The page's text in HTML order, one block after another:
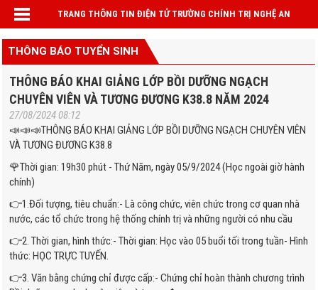
TRANG THÔNG TIN ĐIỆN TỬ TRƯỜNG CHÍNH TRỊ NGHỆ AN
THÔNG BÁO TUYỂN SINH
THÔNG BÁO KHAI GIẢNG LỚP BỒI DƯỠNG NGẠCH
CHUYÊN VIÊN VÀ TƯƠNG ĐƯƠNG K38.8 NĂM 2024
27/08/2024 08:12
📣📣📣THÔNG BÁO KHAI GIẢNG LỚP BỒI DƯỠNG NGẠCH CHUYÊN VIÊN
VÀ TƯƠNG ĐƯƠNG K38.8
🌹Thời gian: 19h30 phút - Thứ Năm, ngày 05/9/2024 (Học ngoài giờ hành
chính)
👉1.Đối tượng, tiêu chuẩn:- Là công chức, viên chức trong cơ quan nhà
nước, các tổ chức trong hệ thống chính trị và những người có nhu cầu
👉2. Thời gian, hình thức:- Thời gian: Học vào 05 buổi tối trong tuần- Hình
thức: HỌC TRỰC TUYẾN.
👉3. Văn bằng chứng chỉ được cấp:- Chứng chỉ hoàn thành chương trình